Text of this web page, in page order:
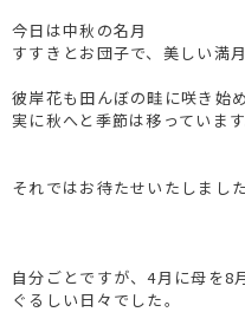
今日は中秋の名月
すすきとお団子で、美しい満
彼岸花も田んぼの畦に咲き始
実に秋へと季節は移っています
それではお待たせいたしました
自分ごとですが、4月に母を8
ぐるしい日々でした。